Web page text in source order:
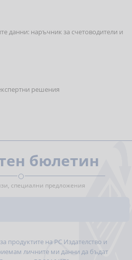
данни: наръчник за счетоводители и
решения
бюлетин
специални предложения
продуктите на РС Издателство и
личните ми данни да бъдат